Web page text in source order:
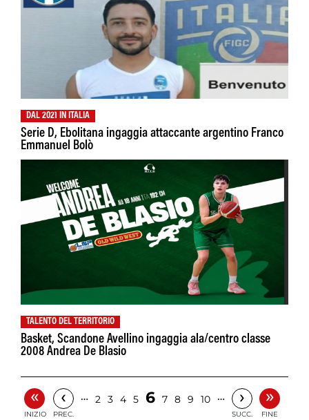
DAL 2021 IN ITALIA
Serie D, Ebolitana ingaggia attaccante argentino Franco
Emmanuel Bolò
TALENTO DEL TERRITORIO
Basket, Scandone Avellino ingaggia ala/centro classe
2008 Andrea De Blasio
«
INIZIO
‹
PREC.
… 2 3 4 5 6 7 8 9 10 … ›
SUCC.
»
FINE